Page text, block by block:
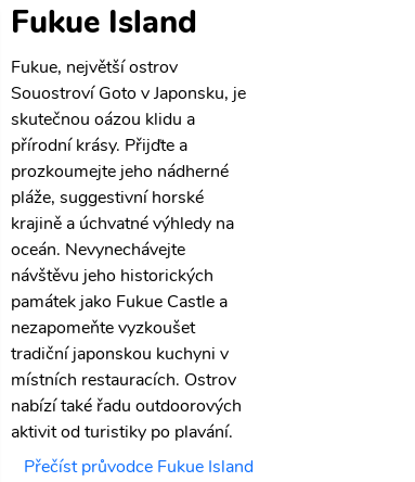
Fukue Island
Fukue, největší ostrov
Souostroví Goto v Japonsku, je
skutečnou oázou klidu a
přírodní krásy. Přijďte a
prozkoumejte jeho nádherné
pláže, suggestivní horské
krajině a úchvatné výhledy na
oceán. Nevynechávejte
návštěvu jeho historických
památek jako Fukue Castle a
nezapomeňte vyzkoušet
tradiční japonskou kuchyni v
místních restauracích. Ostrov
nabízí také řadu outdoorových
aktivit od turistiky po plavání.
Přečíst průvodce Fukue Island